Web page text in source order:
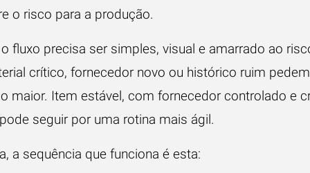
o risco para a produção.
fluxo precisa ser simples, visual e amarrado ao
crítico, fornecedor novo ou histórico ruim pedem
maior. Item estável, com fornecedor controlado e
seguir por uma rotina mais ágil.
a sequência que funciona é esta: